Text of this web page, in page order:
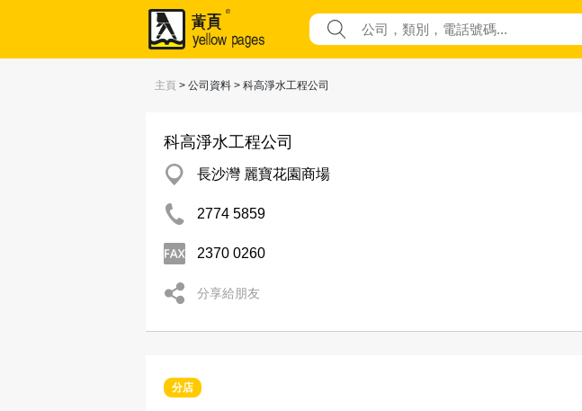
主頁 > 公司資料 > 科高淨水工程公司
科高淨水工程公司
長沙灣 麗寶花園商場
2774 5859
2370 0260
分享給朋友
分店